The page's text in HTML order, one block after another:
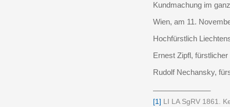
Kundmachung im
Wien, am 11.
Hochfürstlich
Ernest Zipfl,
Rudolf Nechansky,
[1] LI LA SgRV 1861.